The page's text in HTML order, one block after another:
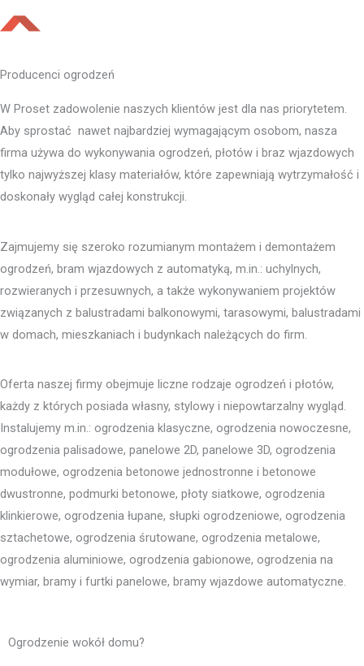
Producenci ogrodzeń
W Proset zadowolenie naszych klientów jest dla nas priorytetem.
Aby sprostać nawet najbardziej wymagającym osobom, nasza
firma używa do wykonywania ogrodzeń, płotów i braz wjazdowych
tylko najwyższej klasy materiałów, które zapewniają wytrzymałość i
doskonały wygląd całej konstrukcji.
Zajmujemy się szeroko rozumianym montażem i demontażem
ogrodzeń, bram wjazdowych z automatyką, m.in.: uchylnych,
rozwieranych i przesuwnych, a także wykonywaniem projektów
związanych z balustradami balkonowymi, tarasowymi, balustradami
w domach, mieszkaniach i budynkach należących do firm.
Oferta naszej firmy obejmuje liczne rodzaje ogrodzeń i płotów,
każdy z których posiada własny, stylowy i niepowtarzalny wygląd.
Instalujemy m.in.: ogrodzenia klasyczne, ogrodzenia nowoczesne,
ogrodzenia palisadowe, panelowe 2D, panelowe 3D, ogrodzenia
modułowe, ogrodzenia betonowe jednostronne i betonowe
dwustronne, podmurki betonowe, płoty siatkowe, ogrodzenia
klinkierowe, ogrodzenia łupane, słupki ogrodzeniowe, ogrodzenia
sztachetowe, ogrodzenia śrutowane, ogrodzenia metalowe,
ogrodzenia aluminiowe, ogrodzenia gabionowe, ogrodzenia na
wymiar, bramy i furtki panelowe, bramy wjazdowe automatyczne.
Ogrodzenie wokół domu?